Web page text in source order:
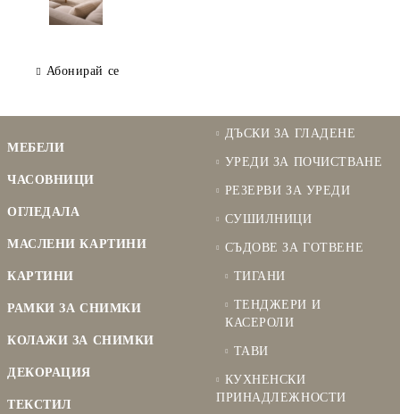
Абонирай се
МЕБЕЛИ
ЧАСОВНИЦИ
ОГЛЕДАЛА
МАСЛЕНИ КАРТИНИ
КАРТИНИ
РАМКИ ЗА СНИМКИ
КОЛАЖИ ЗА СНИМКИ
ДЕКОРАЦИЯ
ТЕКСТИЛ
ДЪСКИ ЗА ГЛАДЕНЕ
УРЕДИ ЗА ПОЧИСТВАНЕ
РЕЗЕРВИ ЗА УРЕДИ
СУШИЛНИЦИ
СЪДОВЕ ЗА ГОТВЕНЕ
ТИГАНИ
ТЕНДЖЕРИ И
КАСЕРОЛИ
ТАВИ
КУХНЕНСКИ
ПРИНАДЛЕЖНОСТИ